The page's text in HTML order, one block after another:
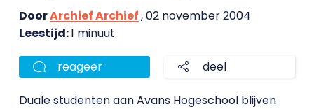
DoorArchief Archief, 02 november 2004
Leestijd:1 minuut
reageer deel
Duale studenten aan Avans Hogeschool blijven